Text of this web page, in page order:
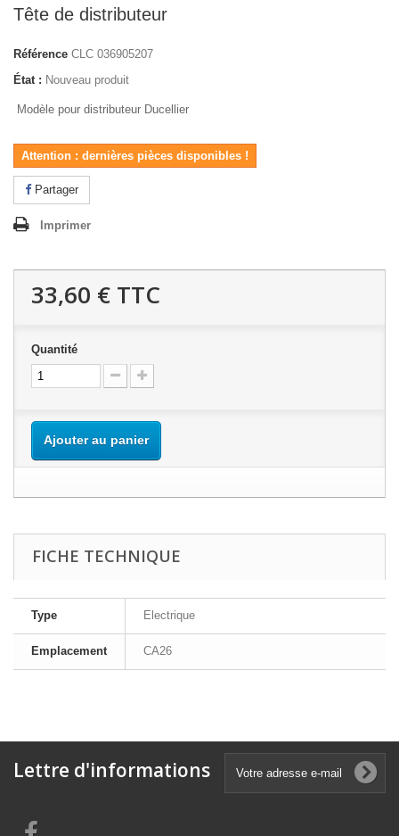
Tête de distributeur
Référence CLC 036905207
État : Nouveau produit
Modèle pour distributeur Ducellier
Attention : dernières pièces disponibles !
Partager
Imprimer
33,60 € TTC
Quantité
Ajouter au panier
FICHE TECHNIQUE
Type Electrique
Emplacement CA26
Lettre d'informations